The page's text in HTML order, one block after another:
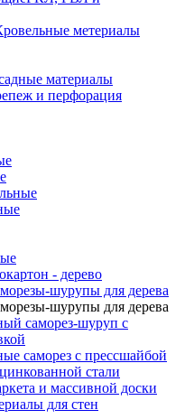
метериалы
материалы
и перфорация
- дерево
шурупы для дерева
шурупы для дерева
саморез-шуруп с
саморез с прессшайбой
стали
и массивной доски
для стен